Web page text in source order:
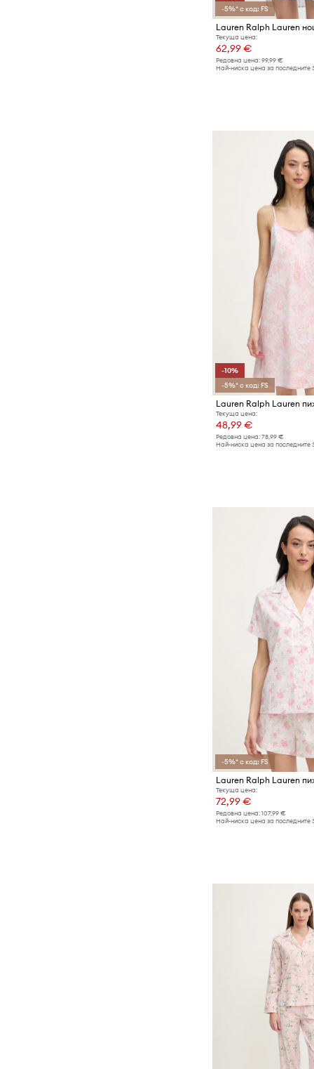
-5%* с код: FS
Текуща цена:
62,99 €
Редовна цена: 99,99 €
Най-ниска цена за последните
-10%
-5%* с код: FS
Текуща цена:
48,99 €
Редовна цена: 78,99 €
Най-ниска цена за последните
-5%* с код: FS
Текуща цена:
72,99 €
Редовна цена: 107,99 €
Най-ниска цена за последните